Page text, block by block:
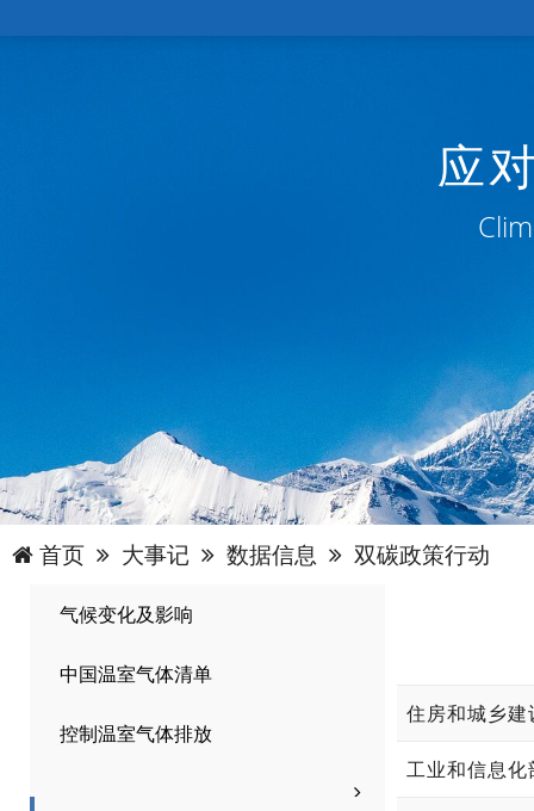
应
首页 大事记 数据信息 双碳政策行动
气候变化及影响
中国温室气体清单
控制温室气体排放
住房和城乡